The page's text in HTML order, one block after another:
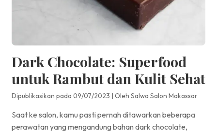
Dark Chocolate: Superfood
untuk Rambut dan Kulit Sehat
Dipublikasikan pada 09/07/2023 | Oleh Salwa Salon Makassar
Saat ke salon, kamu pasti pernah ditawarkan beberapa
perawatan yang mengandung bahan dark chocolate,